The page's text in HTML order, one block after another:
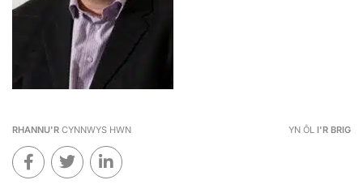
RHANNU'R CYNNWYS HWN YN ÔL I'R BRIG